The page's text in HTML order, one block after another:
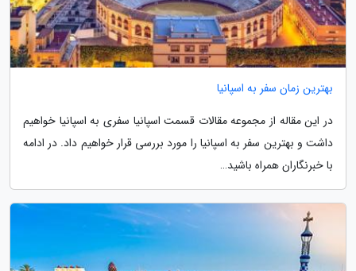
بهترین زمان سفر به اسپانیا
در این مقاله از مجموعه مقالات قسمت اسپانیا سفری به اسپانیا خواهیم
داشت و بهترین سفر به اسپانیا را مورد بررسی قرار خواهیم داد. در ادامه
با خبرنگاران همراه باشید…